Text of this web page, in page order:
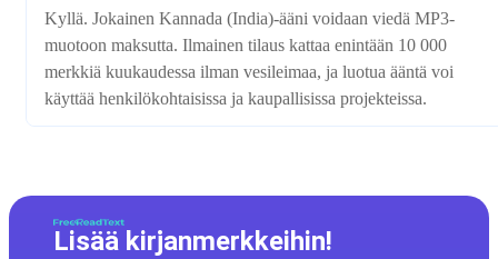
Kyllä. Jokainen Kannada (India)-ääni voidaan viedä MP3-
muotoon maksutta. Ilmainen tilaus kattaa enintään 10 000
merkkiä kuukaudessa ilman vesileimaa, ja luotua ääntä voi
käyttää henkilökohtaisissa ja kaupallisissa projekteissa.
Lisää kirjanmerkkeihin!